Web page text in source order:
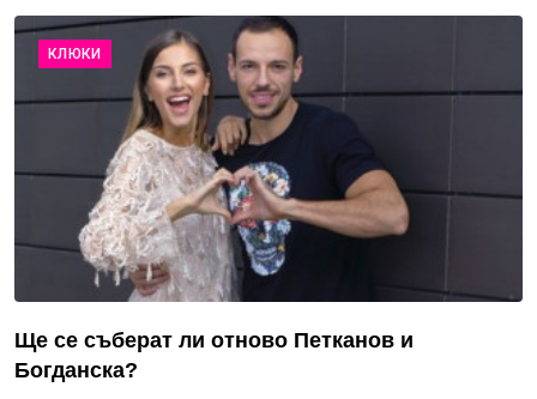
КЛЮКИ
Ще се съберат ли отново Петканов и
Богданска?